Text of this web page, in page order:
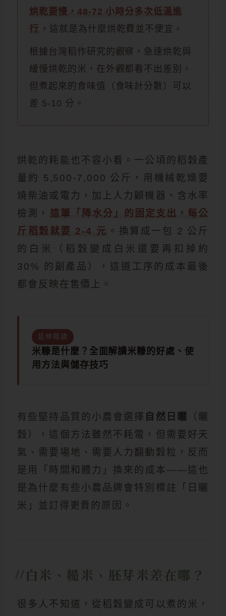
烘乾要慢，48-72 小時分多次低溫進
行 ，這就是為什麼烘乾費並不便宜。
根據台灣稻作研究的觀察，急速烘乾與
緩慢烘乾的米，在外觀都看不出差別，
但煮起來的食味值（食味計分數）可以
差 5-10 分。
烘乾的耗能也不容小看。一公頃的稻穀產
量約 5,500-7,000 公斤，用機械乾燥要
燒柴油或電力，加上人力顧機器、含水率
檢測，
這筆「降水分」的固定支出，每公
斤稻穀就要 2-4 元 。換算成一包 2 公斤
的白米（稻穀變成白米還要再扣掉約
30% 的副產品），這道工序的成本最後
都會反映在售價上。
延伸閱讀
米糠是什麼？全面解讀米糠的好處、使
用方法與儲存技巧
有些堅持品質的小農會選擇 自然日曬 （曬
穀），這個方法雖然不耗電，但需要好天
氣、需要場地、需要人力翻動穀粒，反而
是用「時間和體力」換來的成本——這也
是為什麼有些小農品牌會特別標註「日曬
米」並訂得更貴的原因。
白米、糙米、胚芽米差在哪？
很多人不知道，從稻穀變成可以煮的米，